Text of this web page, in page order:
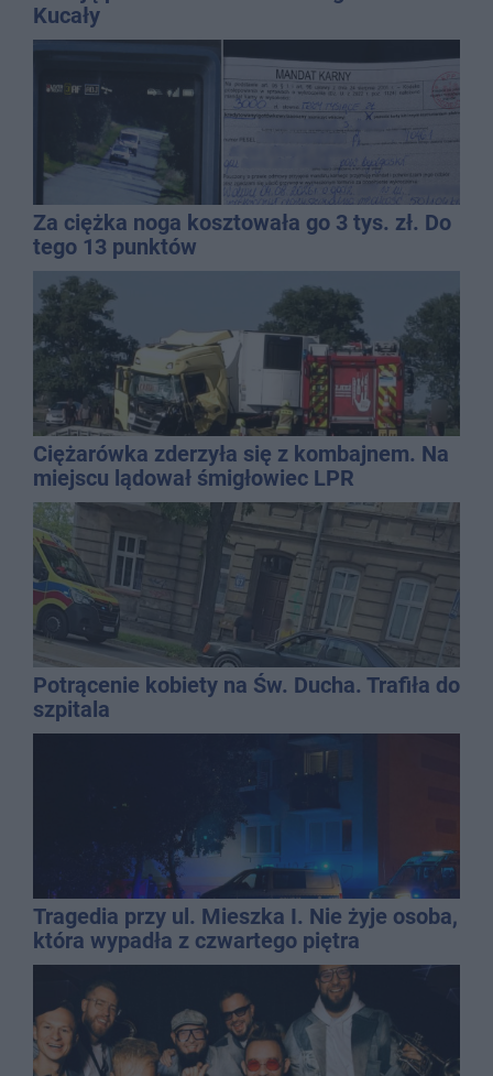
Kucały
Za ciężka noga kosztowała go 3 tys. zł. Do
tego 13 punktów
Ciężarówka zderzyła się z kombajnem. Na
miejscu lądował śmigłowiec LPR
Potrącenie kobiety na Św. Ducha. Trafiła do
szpitala
Tragedia przy ul. Mieszka I. Nie żyje osoba,
która wypadła z czwartego piętra